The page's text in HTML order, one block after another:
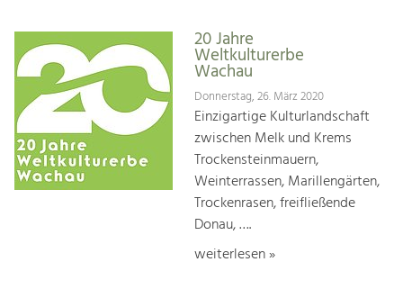
20 Jahre
Weltkulturerbe
Wachau
Donnerstag, 26. März 2020
Einzigartige Kulturlandschaft
zwischen Melk und Krems
Trockensteinmauern,
Weinterrassen, Marillengärten,
Trockenrasen, freifließende
Donau, ….
weiterlesen »